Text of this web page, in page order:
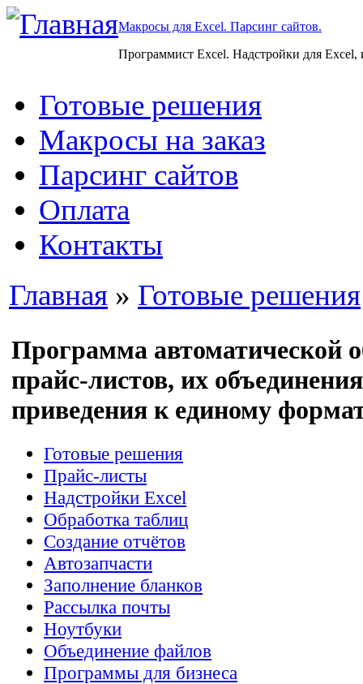
Макросы для Excel. Парсинг сайтов.
Программист Excel. Надстройки для Excel,
Готовые решения
Макросы на заказ
Парсинг сайтов
Оплата
Контакты
Главная » Готовые решения
Программа автоматической
прайс-листов, их
приведения к единому
Готовые решения
Прайс-листы
Надстройки Excel
Обработка таблиц
Создание отчётов
Автозапчасти
Заполнение бланков
Рассылка почты
Ноутбуки
Объединение файлов
Программы для бизнеса